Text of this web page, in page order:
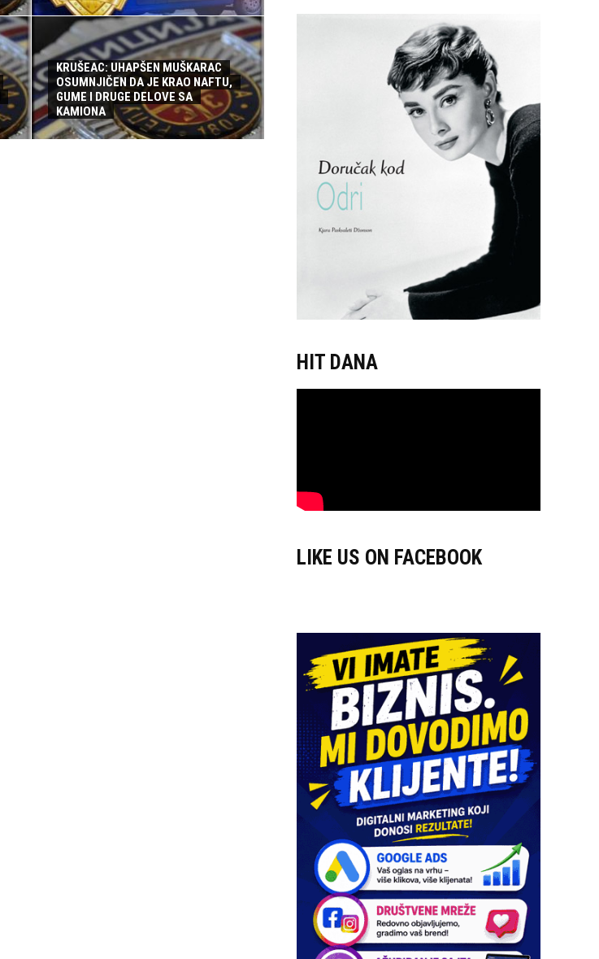
KRUŠEAC: UHAPŠEN MUŠKARAC
OSUMNJIČEN DA JE KRAO NAFTU,
GUME I DRUGE DELOVE SA
KAMIONA
HIT DANA
LIKE US ON FACEBOOK